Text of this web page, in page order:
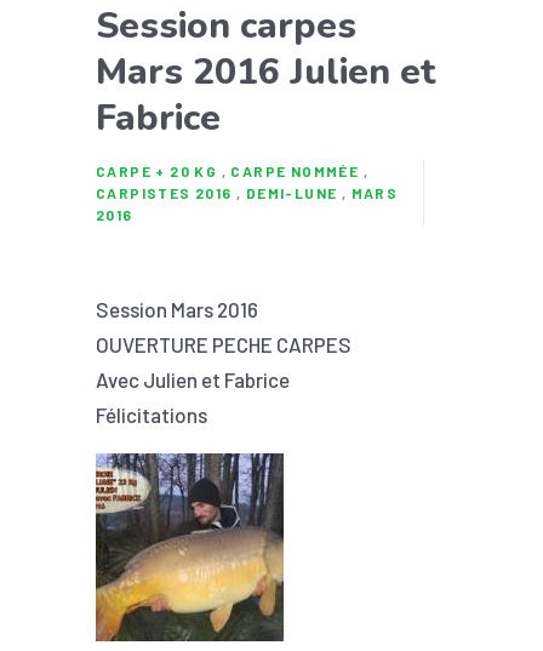
Session carpes
Mars 2016 Julien et
Fabrice
CARPE + 20 KG , CARPE NOMMÉE ,
CARPISTES 2016 , DEMI-LUNE , MARS
2016
Session Mars 2016
OUVERTURE PECHE CARPES
Avec Julien et Fabrice
Félicitations